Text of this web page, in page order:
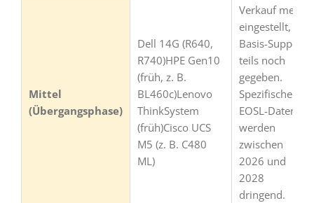
Mittel
(Übergangsphase)
Dell 14G (R640,
R740)HPE Gen10
(früh, z. B.
BL460c)Lenovo
ThinkSystem
(früh)Cisco UCS
M5 (z. B. C480
ML)
Verkauf meist
eingestellt,
Basis-Support
teils noch
gegeben.
Spezifische
EOSL-Daten
werden
zwischen
2026 und
2028
dringend.